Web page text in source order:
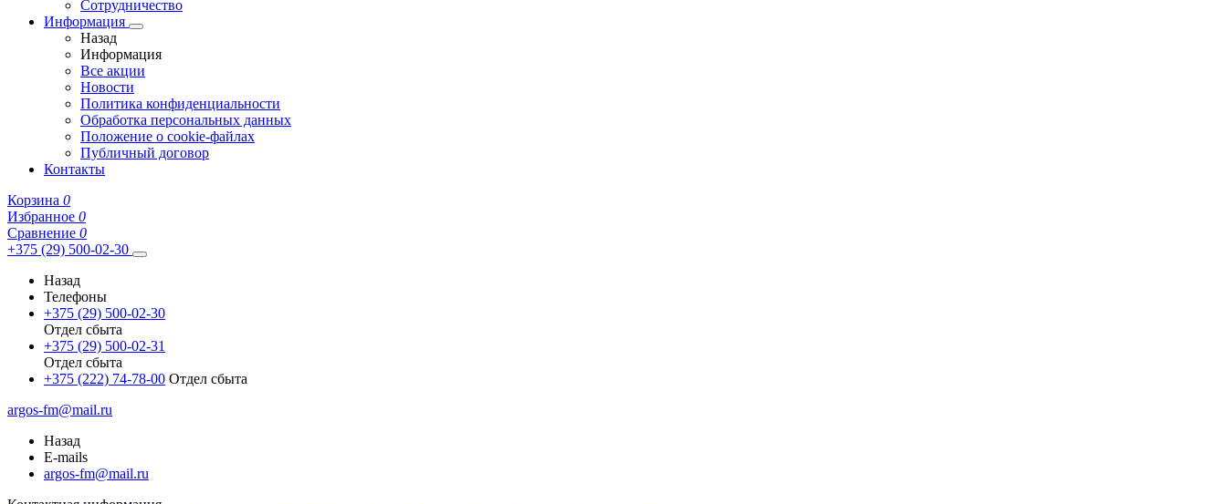
Сотрудничество
Информация
Назад
Информация
Все акции
Новости
Политика конфиденциальности
Обработка персональных данных
Положение о cookie-файлах
Публичный договор
Контакты
Корзина 0
Избранное 0
Сравнение 0
+375 (29) 500-02-30
Назад
Телефоны
+375 (29) 500-02-30
Отдел сбыта
+375 (29) 500-02-31
Отдел сбыта
+375 (222) 74-78-00 Отдел сбыта
argos-fm@mail.ru
Назад
E-mails
argos-fm@mail.ru